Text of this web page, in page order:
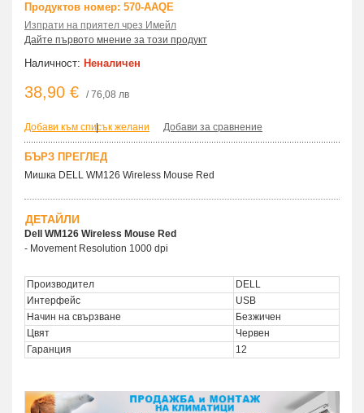
Продуктов номер: 570-AAQE
Изпрати на приятел чрез Имейл
Дайте първото мнение за този продукт
Наличност: Неналичен
38,90 € / 76,08 лв
Добави към списък желани
| Добави за сравнение
БЪРЗ ПРЕГЛЕД
Мишка DELL WM126 Wireless Mouse Red
ДЕТАЙЛИ
Dell WM126 Wireless Mouse Red
- Movement Resolution 1000 dpi
Производител
DELL
Интерфейс
USB
Начин на свързване
Безжичен
Цвят
Червен
Гаранция
12